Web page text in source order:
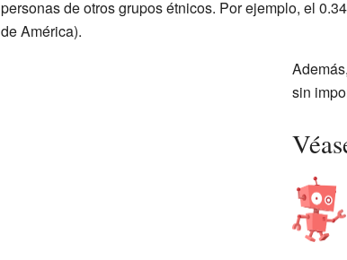
personas de otros grupos étnicos. Por ejemplo, el
de América).
sin